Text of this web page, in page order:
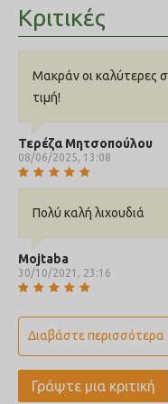
Κριτικές
Μακράν οι καλύτερες
τιμή!
Τερέζα Μητσοπούλου
08/06/2025, 13:08
Πολύ καλή λιχουδιά
Mojtaba
30/10/2021, 23:16
Διαβάστε περισσότερα
Γράψτε μια κριτική